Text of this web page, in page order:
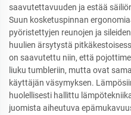
saavutettavuuden ja estää
Suun kosketuspinnan
pyöristettyjen reunojen ja
huulien ärsytystä
on saavutettu niin, että
liuku tumbleriin, mutta ovat
käyttäjän väsymyksen.
huolellisesti hallittu
juomista aiheutuva